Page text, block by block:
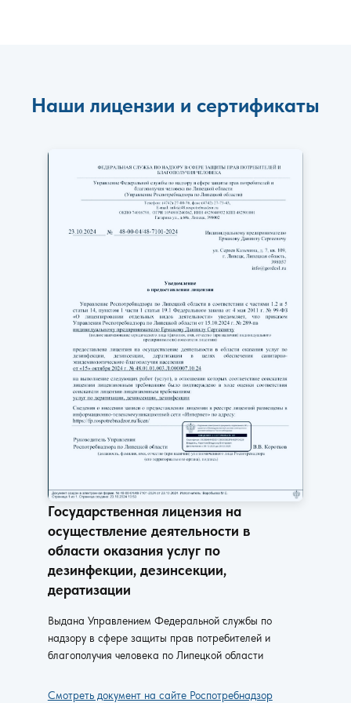
Наши лицензии и сертификаты
Государственная лицензия на
осуществление деятельности в
области оказания услуг по
дезинфекции, дезинсекции,
дератизации
Выдана Управлением Федеральной службы по
надзору в сфере защиты прав потребителей и
благополучия человека по Липецкой области
Смотреть документ на сайте Роспотребнадзор